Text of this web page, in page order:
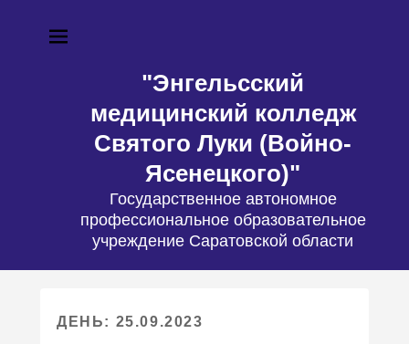
"Энгельсский
медицинский колледж
Святого Луки (Войно-
Ясенецкого)"
Государственное автономное
профессиональное образовательное
учреждение Саратовской области
ДЕНЬ: 25.09.2023